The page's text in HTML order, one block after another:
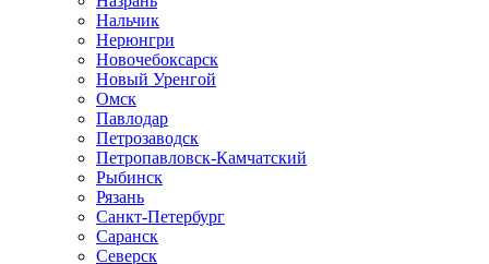
Нальчик
Нерюнгри
Новочебоксарск
Новый Уренгой
Омск
Павлодар
Петрозаводск
Петропавловск-Камчатский
Рыбинск
Рязань
Санкт-Петербург
Саранск
Северск